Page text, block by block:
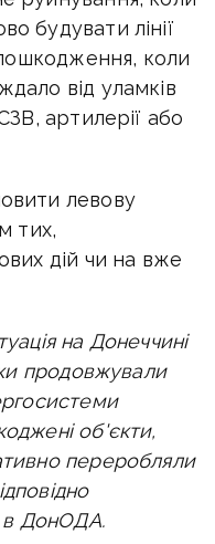
будувати лінії
пошкодження, коли
від уламків
артилерії або
левову
тих,
дій чи на вже
на Донеччині
продовжували
об'єкти,
переробляли
в ДонОДА.